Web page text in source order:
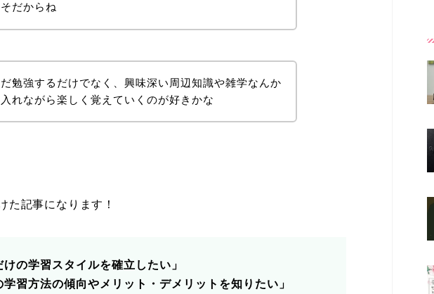
だからね
勉強するだけでなく、興味深い周辺知識や雑学なんか
れながら楽しく覚えていくのが好きかな
た記事になります！
けの学習スタイルを確立したい」
学習方法の傾向やメリット・デメリットを知りたい」